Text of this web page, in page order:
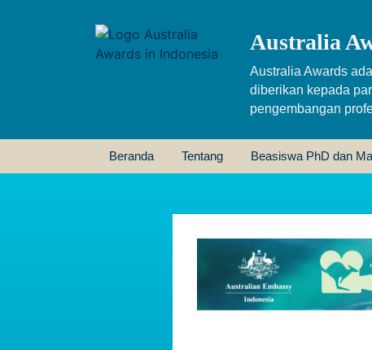
Australia
Australia Awards
diberikan kepada
pengembangan
Beranda Tentang Beasiswa PhD dan